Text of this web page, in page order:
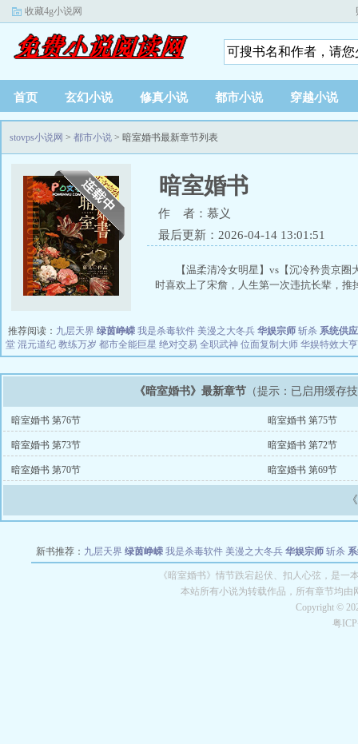
收藏4g小说网
首页 玄幻小说 修真小说 都市小说 穿越小说
stovps小说网 > 都市小说 > 暗室婚书最新章节列表
暗室婚书
作 者：慕义
最后更新：2026-04-14 13:01:51
【温柔清冷女明星】vs【沉冷矜贵京
时喜欢上了宋詹，人生第一次违抗长辈，推
推荐阅读： 九层天界 绿茵峥嵘 我是杀毒软件 美漫之大冬兵 华娱宗师 斩杀 系统供
堂 混元道纪 教练万岁 都市全能巨星 绝对交易 全职武神 位面复制大师 华娱特效大亨
《暗室婚书》最新章节 （提示：已启用缓存
暗室婚书 第76节 暗室婚书 第75节
暗室婚书 第73节 暗室婚书 第72节
暗室婚书 第70节 暗室婚书 第69节
新书推荐： 九层天界 绿茵峥嵘 我是杀毒软件 美漫之大冬兵 华娱宗师 斩杀
教练万岁 都市全能巨星 绝对交易 全职武神 位面复
《暗室婚书》情节跌宕起伏、扣人心弦，是
本站所有小说为转载作品，所有章节均
Copyright ©
粤